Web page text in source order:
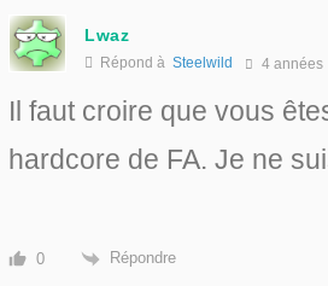
Lwaz
Répond à Steelwild 4 années
Il faut croire que vous
hardcore de FA. Je ne
0 Répondre